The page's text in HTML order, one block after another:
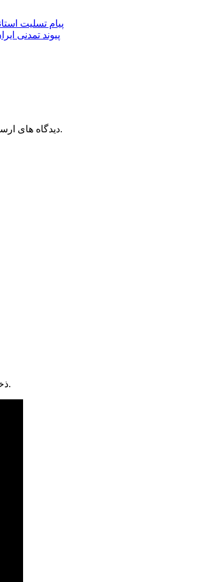
پیام تسلیت
پیوند تمدنی
دیدگاه های ارسال شده توسط شما، پس از تایید توسط خبرگزاری الف در وب منتشر خواهد شد.
ذخیره نام، ایمیل و وبسایت من در مرورگر برای زمانی که دوباره دیدگاهی می‌نویسم.